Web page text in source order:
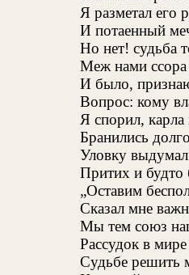
Я разметал его
И потаенный
Но нет! судьба
Меж нами
И было,
Вопрос: кому
Я спорил, карла
Бранились
Уловку
Притих и будто
„Оставим
Сказал мне
Мы тем союз
Рассудок в
Судьбе решить